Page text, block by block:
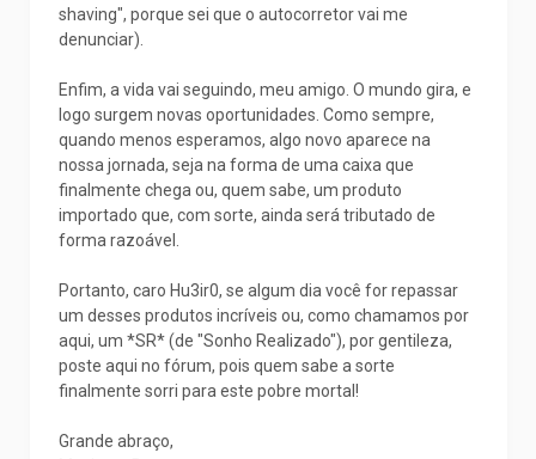
shaving", porque sei que o autocorretor vai me
denunciar).
Enfim, a vida vai seguindo, meu amigo. O mundo gira, e
logo surgem novas oportunidades. Como sempre,
quando menos esperamos, algo novo aparece na
nossa jornada, seja na forma de uma caixa que
finalmente chega ou, quem sabe, um produto
importado que, com sorte, ainda será tributado de
forma razoável.
Portanto, caro Hu3ir0, se algum dia você for repassar
um desses produtos incríveis ou, como chamamos por
aqui, um *SR* (de "Sonho Realizado"), por gentileza,
poste aqui no fórum, pois quem sabe a sorte
finalmente sorri para este pobre mortal!
Grande abraço,